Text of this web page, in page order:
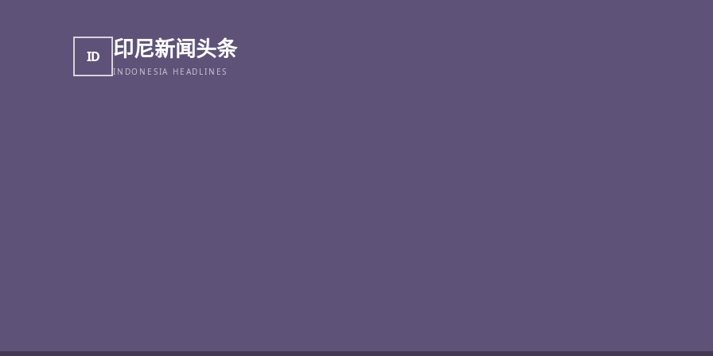
ID 印尼新闻头条
INDONESIA HEADLINES